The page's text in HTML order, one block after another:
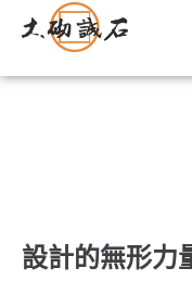
設計的無形力